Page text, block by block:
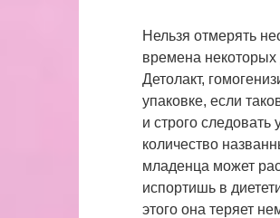
Нельзя отмерять
времена некоторых
Детолакт,
упаковке, если
и строго
количество
младенца может
испортишь в
этого она теряет